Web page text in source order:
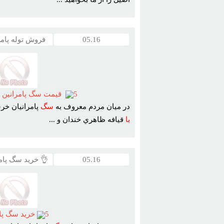
05.16 فروش توله
5
قيمت سگ
در ميان مردم معروف به سگ پامرانيان
با قيافه ظاهري خندان و ...
05.16 👌 خرید سگ
5
خريد سگ